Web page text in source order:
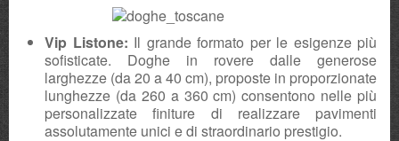
Vip Listone: Il grande formato per le esigenze più
sofisticate. Doghe in rovere dalle generose
larghezze (da 20 a 40 cm), proposte in proporzionate
lunghezze (da 260 a 360 cm) consentono nelle più
personalizzate finiture di realizzare pavimenti
assolutamente unici e di straordinario prestigio.